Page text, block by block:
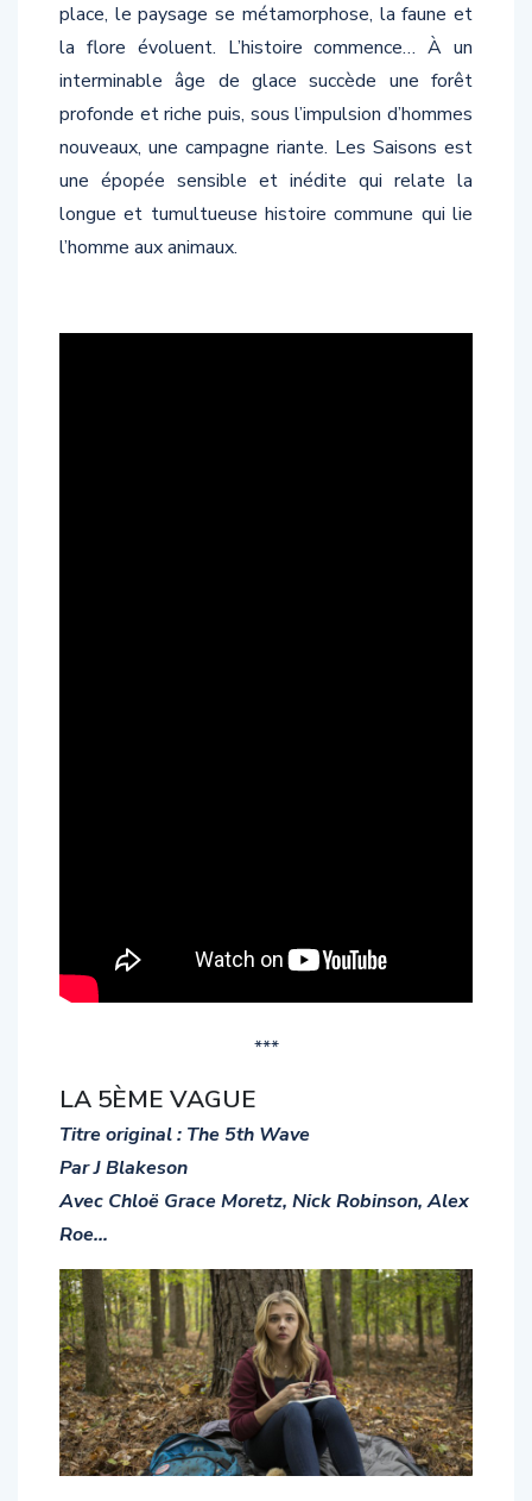
place, le paysage se métamorphose, la faune et
la flore évoluent. L’histoire commence… À un
interminable âge de glace succède une forêt
profonde et riche puis, sous l’impulsion d’hommes
nouveaux, une campagne riante. Les Saisons est
une épopée sensible et inédite qui relate la
longue et tumultueuse histoire commune qui lie
l’homme aux animaux.
***
LA 5ÈME VAGUE
Titre original : The 5th Wave
Par J Blakeson
Avec Chloë Grace Moretz, Nick Robinson, Alex
Roe…